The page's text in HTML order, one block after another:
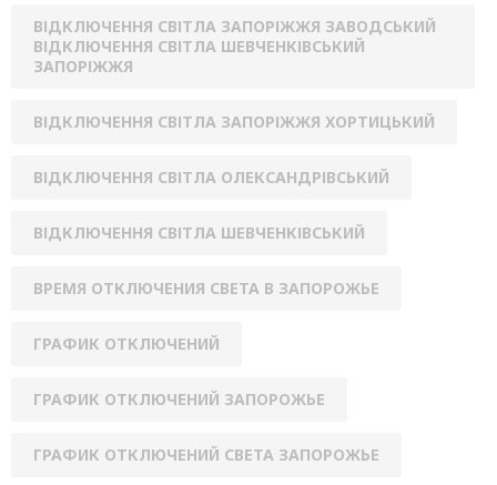
ВІДКЛЮЧЕННЯ СВІТЛА ЗАПОРІЖЖЯ ЗАВОДСЬКИЙ
ВІДКЛЮЧЕННЯ СВІТЛА ШЕВЧЕНКІВСЬКИЙ
ЗАПОРІЖЖЯ
ВІДКЛЮЧЕННЯ СВІТЛА ЗАПОРІЖЖЯ ХОРТИЦЬКИЙ
ВІДКЛЮЧЕННЯ СВІТЛА ОЛЕКСАНДРІВСЬКИЙ
ВІДКЛЮЧЕННЯ СВІТЛА ШЕВЧЕНКІВСЬКИЙ
ВРЕМЯ ОТКЛЮЧЕНИЯ СВЕТА В ЗАПОРОЖЬЕ
ГРАФИК ОТКЛЮЧЕНИЙ
ГРАФИК ОТКЛЮЧЕНИЙ ЗАПОРОЖЬЕ
ГРАФИК ОТКЛЮЧЕНИЙ СВЕТА ЗАПОРОЖЬЕ